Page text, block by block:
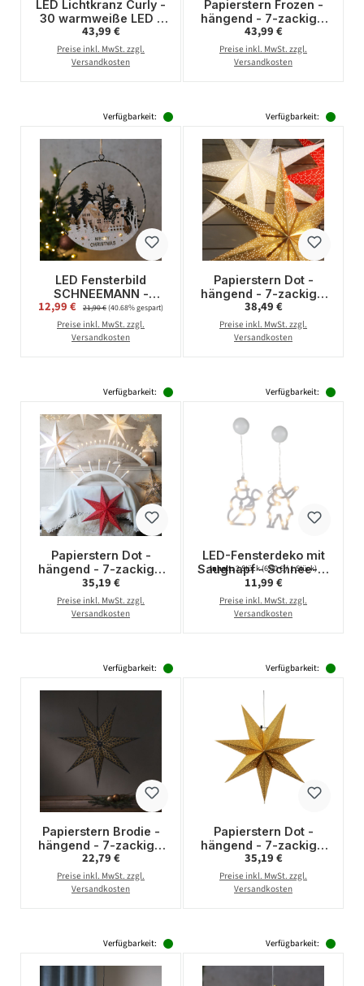
LED Lichtkranz Curly -
30 warmweiße LED -
D: 30cm - Metall -
gold
Regulärer Preis:
43,99 €
Preise inkl. MwSt. zzgl.
Versandkosten
Papierstern Frozen -
hängend - 7-zackig -
D: 70cm - inkl. E14
Fassung u. Kabel -
weiß
Regulärer Preis:
43,99 €
Preise inkl. MwSt. zzgl.
Versandkosten
Verfügbarkeit:
LED Fensterbild
SCHNEEMANN -
Dekohänger - 10
warmweiße LED - D:
25cm - Batteriebetieb
Verkaufspreis:
12,99 € Regulärer Preis:
21,90 €(40.68% gespart)
Preise inkl. MwSt. zzgl.
Versandkosten
Verfügbarkeit:
Papierstern Dot -
hängend - 7-zackig -
D: 70cm - inkl. E14
Fassung u. Kabel -
creme
Regulärer Preis:
38,49 €
Preise inkl. MwSt. zzgl.
Versandkosten
Verfügbarkeit:
Papierstern Dot -
hängend - 7-zackig -
D: 54cm - inkl. E14
Fassung u. Kabel - rot
Regulärer Preis:
35,19 €
Preise inkl. MwSt. zzgl.
Versandkosten
Verfügbarkeit:
LED-Fensterdeko mit
Saugnapf - Schnee- &
Weihnachtsmann - 2er
Set - je 8 warmweiße
LED - Batterie
Inhalt:2 Stück(6,00 € / 1 Stück)
Regulärer Preis:
11,99 €
Preise inkl. MwSt. zzgl.
Versandkosten
Verfügbarkeit:
Papierstern Brodie -
hängend - 7-zackig -
D: 60cm - Stickerei -
Baumwolle - schwarz
Regulärer Preis:
22,79 €
Preise inkl. MwSt. zzgl.
Versandkosten
Verfügbarkeit:
Papierstern Dot -
hängend - 7-zackig -
D: 54cm - inkl. E14
Fassung u. Kabel -
gold
Regulärer Preis:
35,19 €
Preise inkl. MwSt. zzgl.
Versandkosten
Verfügbarkeit: Verfügbarkeit: